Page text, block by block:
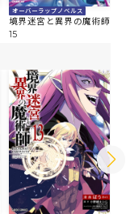
オーバーラップノベルス
境界迷宮と異界の魔術師
15